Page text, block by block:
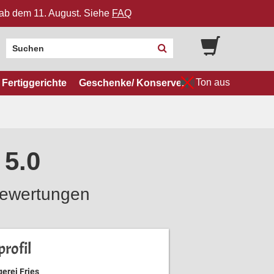
dem 11. August. Siehe FAQ
Fertiggerichte Geschenke/ Konserven Ton aus
Fries